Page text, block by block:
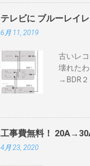
300g以
→空気
気性が
火・熱
の炎が
れや、
はゼロ
ザルの
使える
テレビに ブルーレイ
6月 11, 2019
古いレ
壊れた
→BDR
で利得
て説明
BDR２
工事費無料！
4月 23, 2020